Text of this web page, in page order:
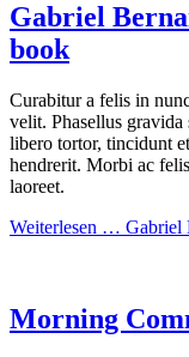
Gabriel
book
Curabitur a felis in
velit. Phasellus
libero tortor, tincidunt
hendrerit. Morbi ac
laoreet.
Weiterlesen … Gabriel
Morning